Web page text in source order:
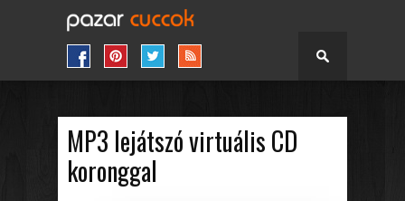
MP3 lejátszó virtuális CD
koronggal